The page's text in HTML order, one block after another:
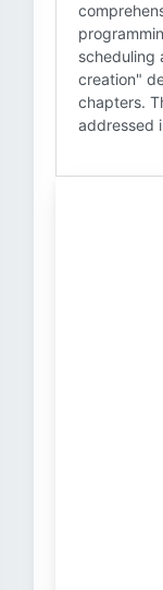
scheduling
creation"
chapters.
addressed